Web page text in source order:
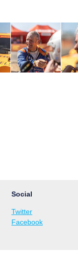
Social
Twitter
Facebook